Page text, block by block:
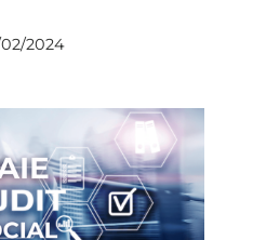
02/2024